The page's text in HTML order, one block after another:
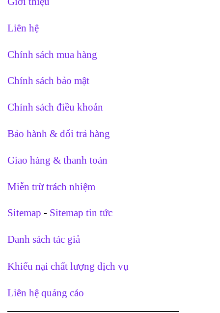
Liên hệ
Chính sách mua hàng
Chính sách bảo mật
Chính sách điều khoản
Bảo hành & đổi trả hàng
Giao hàng & thanh toán
Miễn trừ trách nhiệm
Sitemap - Sitemap tin tức
Danh sách tác giả
Khiếu nại chất lượng dịch vụ
Liên hệ quảng cáo